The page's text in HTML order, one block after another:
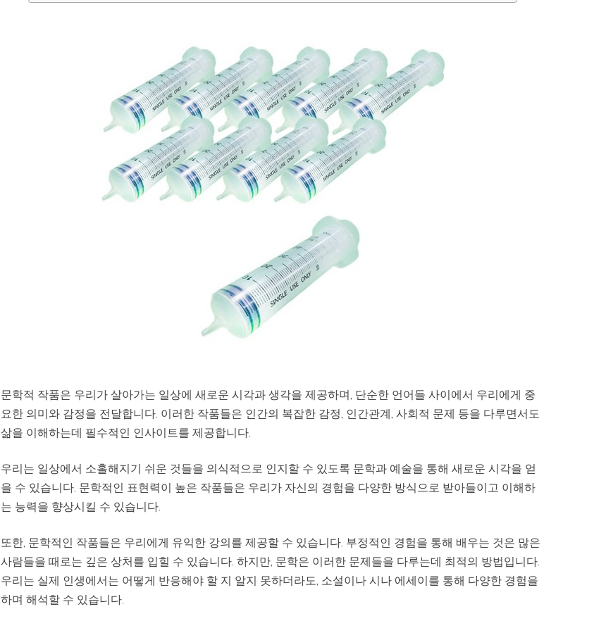
문학적 작품은 우리가 살아가는 일상에 새로운 시각과 생각을 제공하며, 단순한 언어들 사이에서 우리에게 중
요한 의미와 감정을 전달합니다. 이러한 작품들은 인간의 복잡한 감정, 인간관계, 사회적 문제 등을 다루면서도
삶을 이해하는데 필수적인 인사이트를 제공합니다.
우리는 일상에서 소홀해지기 쉬운 것들을 의식적으로 인지할 수 있도록 문학과 예술을 통해 새로운 시각을 얻
을 수 있습니다. 문학적인 표현력이 높은 작품들은 우리가 자신의 경험을 다양한 방식으로 받아들이고 이해하
는 능력을 향상시킬 수 있습니다.
또한, 문학적인 작품들은 우리에게 유익한 강의를 제공할 수 있습니다. 부정적인 경험을 통해 배우는 것은 많은
사람들을 때로는 깊은 상처를 입힐 수 있습니다. 하지만, 문학은 이러한 문제들을 다루는데 최적의 방법입니다.
우리는 실제 인생에서는 어떻게 반응해야 할 지 알지 못하더라도, 소설이나 시나 에세이를 통해 다양한 경험을
하며 해석할 수 있습니다.